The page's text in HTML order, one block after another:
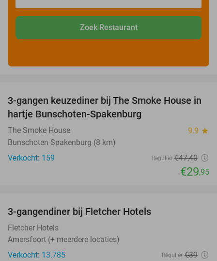
Zoek Restaurant
37%
3-gangen keuzediner bij The Smoke House in
hartje Bunschoten-Spakenburg
The Smoke House 9.9 star
Bunschoten-Spakenburg (8 km)
Verkocht: 159
Regulier €47,40
€29,95
3-gangendiner bij Fletcher Hotels
Fletcher Hotels
Amersfoort (+ meerdere locaties)
Verkocht: 13.785
Regulier €39